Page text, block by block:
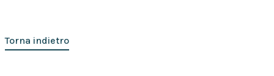
Torna indietro